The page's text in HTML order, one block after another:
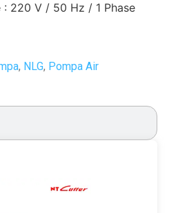
220 V / 50 Hz / 1 Phase
, NLG, Pompa Air